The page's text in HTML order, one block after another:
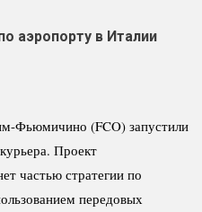
аэропорту в Италии
Фьюмичино (FCO) запустили
Проект
частью стратегии по
передовых